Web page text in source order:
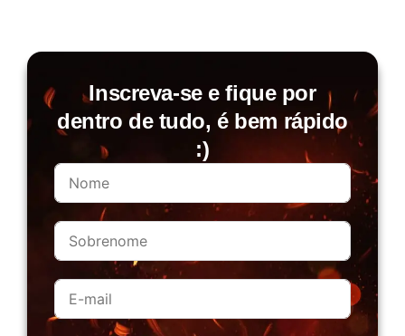
Inscreva-se e fique por
dentro de tudo, é bem rápido
:)